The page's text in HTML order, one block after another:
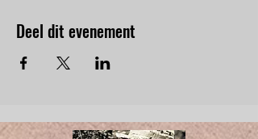
Deel dit evenement